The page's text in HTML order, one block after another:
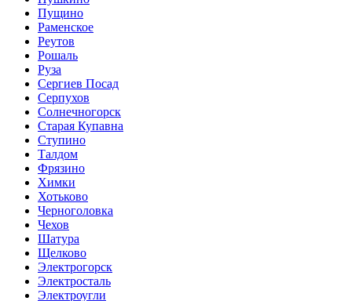
Пущино
Раменское
Реутов
Рошаль
Руза
Сергиев Посад
Серпухов
Солнечногорск
Старая Купавна
Ступино
Талдом
Фрязино
Химки
Хотьково
Черноголовка
Чехов
Шатура
Щелково
Электрогорск
Электросталь
Электроугли